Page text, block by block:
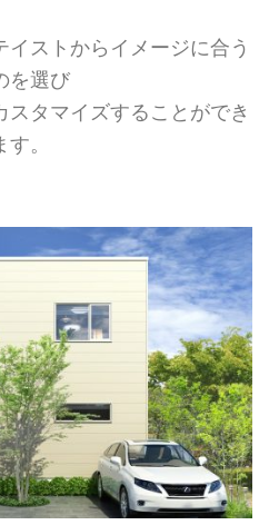
ストからイメージに合う
を選び
タマイズすることができ
す。